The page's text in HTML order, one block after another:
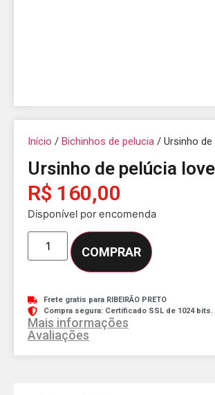
Início / Bichinhos de pelucia / Ursinho de
Ursinho de pelúcia love
R$ 160,00
Disponível por encomenda
COMPRAR
Frete gratis para RIBEIRÃO PRETO
Compra segura: Certificado SSL de 1024 bits.
Mais informações
Avaliações